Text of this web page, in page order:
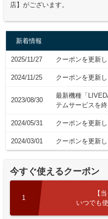
店】がございます。
新着情報
2025/11/27 クーポンを更新
2024/11/25 クーポンを更新
2023/08/30
最新機種「
テムサービスを
2024/05/31 クーポンを更新
2024/03/01 クーポンを更新
今すぐ使えるクーポン
1
【
いつでも